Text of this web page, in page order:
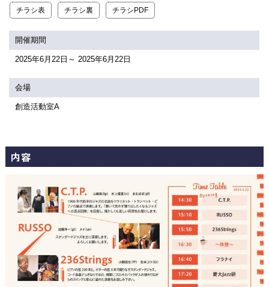
アクセシビリティ/
サービス
会員制度のご案内
座席表
プラットニュース
交通アクセス お問合せ
サイトマップ トップに戻る
チラシ表 チラシ裏 チラシPDF
開催期間
2025年6月22日～ 2025年6月22日
会場
創造活動室A
内容
関連団体・施設